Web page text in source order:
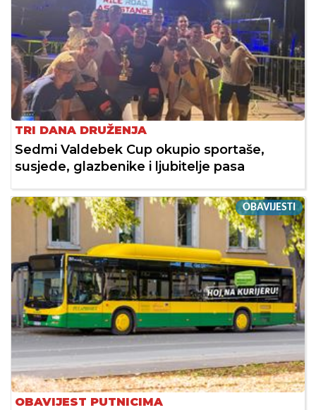
TRI DANA DRUŽENJA
Sedmi Valdebek Cup okupio sportaše,
susjede, glazbenike i ljubitelje pasa
OBAVIJESTI
OBAVIJEST PUTNICIMA